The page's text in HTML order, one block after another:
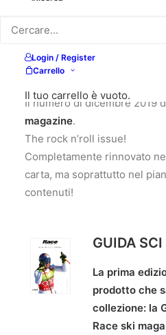
Login / Register
Carrello
Il tuo carrello è vuoto.
6,00 €
Il numero di dicembre 2019
magazine.
The rock n’roll issue!
Completamente rinnovato
carta, ma soprattutto nel
contenuti!
GUIDA
La prima
prodotto che
collezione: la
Race ski